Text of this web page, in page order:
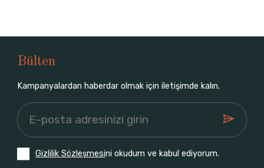
Bülten
Kampanyalardan haberdar olmak için iletişimde kalın.
Gizlilik Sözleşmesini okudum ve kabul ediyorum.